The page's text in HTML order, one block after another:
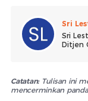
Sri
Sri
Ditjen
Catatan:Tulisan ini
mencerminkan